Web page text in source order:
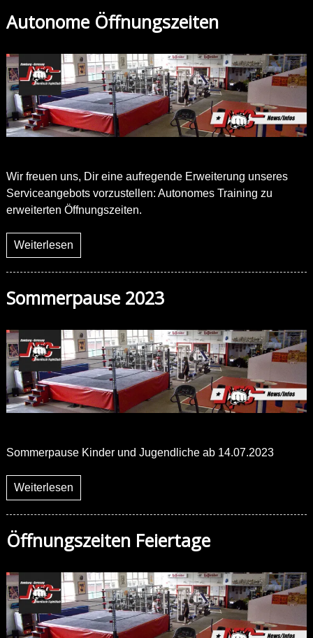
Autonome Öffnungszeiten
Wir freuen uns, Dir eine aufregende Erweiterung unseres
Serviceangebots vorzustellen: Autonomes Training zu
erweiterten Öffnungszeiten.
Weiterlesen
Sommerpause 2023
Sommerpause Kinder und Jugendliche ab 14.07.2023
Weiterlesen
Öffnungszeiten Feiertage